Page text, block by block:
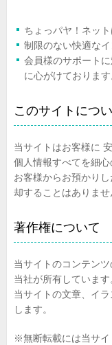
ちょっパヤ！ネッ
制限のない快適な
会員様のサポート
に心がけております
このサイトにつ
当サイトはお客様に
個人情報すべてを細心
お客様からお預かり
却することはありませ
著作権について
当サイトのコンテン
当社が所有しています
当サイトの文章、イ
します。
※無断転載には当サイ